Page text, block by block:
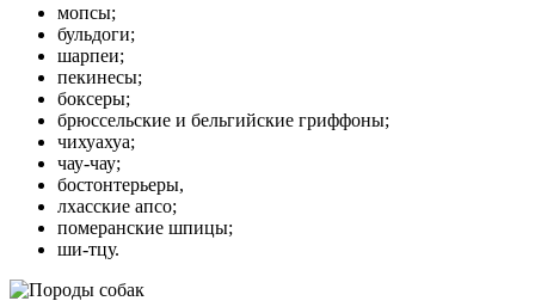
мопсы;
бульдоги;
шарпеи;
пекинесы;
боксеры;
брюссельские и бельгийские гриффоны;
чихуахуа;
чау-чау;
бостонтерьеры,
лхасские апсо;
померанские шпицы;
ши-тцу.